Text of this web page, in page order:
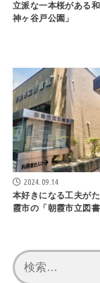
立派な一本桜がある
神ヶ谷戸公園」
2024.09.14
本好きになる工夫が
霞市の「朝霞市立図書